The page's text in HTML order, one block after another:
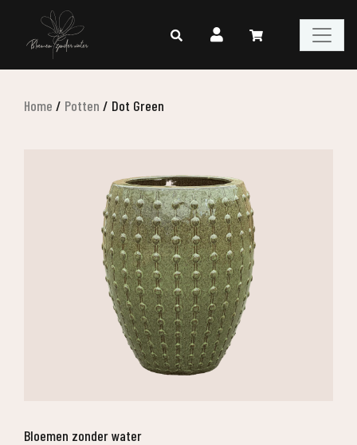
Home / Potten / Dot Green
Bloemen zonder water